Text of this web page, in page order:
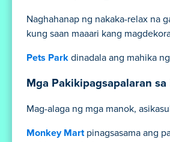
Naghahanap ng nakaka-relax na
kung saan maaari kang
Pets Park dinadala ang mahika
Mga Pakikipagsapalaran sa
Mag-alaga ng mga manok,
Monkey Martpinagsasama ang